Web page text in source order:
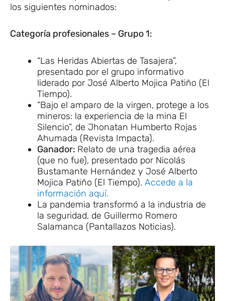
los siguientes nominados:
Categoría profesionales – Grupo 1:
“Las Heridas Abiertas de Tasajera”,
presentado por el grupo informativo
liderado por José Alberto Mojica Patiño (El
Tiempo).
“Bajo el amparo de la virgen, protege a los
mineros: la experiencia de la mina El
Silencio”, de Jhonatan Humberto Rojas
Ahumada (Revista Impacta).
Ganador: Relato de una tragedia aérea
(que no fue), presentado por Nicolás
Bustamante Hernández y José Alberto
Mojica Patiño (El Tiempo). Accede a la
información aquí.
La pandemia transformó a la industria de
la seguridad, de Guillermo Romero
Salamanca (Pantallazos Noticias).